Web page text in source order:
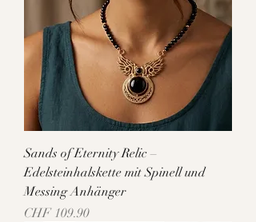
Sands of Eternity Relic –
Edelsteinhalskette mit Spinell und
Messing Anhänger
Preis
CHF 109.90